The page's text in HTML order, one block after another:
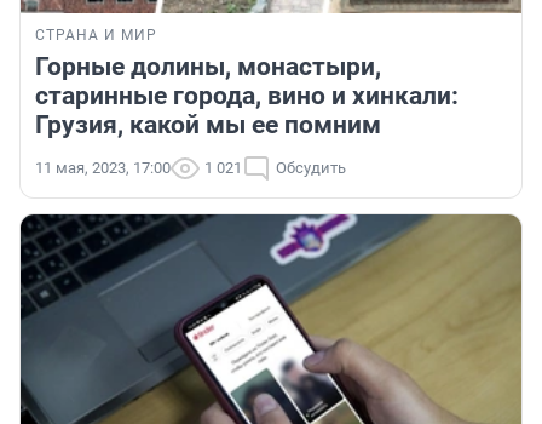
СТРАНА И МИР
Горные долины, монастыри,
старинные города, вино и хинкали:
Грузия, какой мы ее помним
11 мая, 2023, 17:00 1 021 Обсудить